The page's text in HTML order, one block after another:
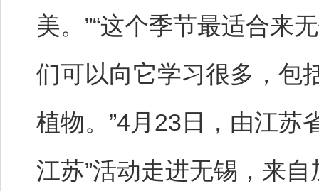
美。”“这个季节最适合来
们可以向它学习很多，包
植物。”4月23日，由江苏
江苏”活动走进无锡，来